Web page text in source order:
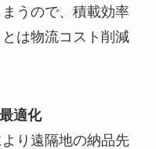
うので、積載効率
は物流コスト削減
適化
り遠隔地の納品先